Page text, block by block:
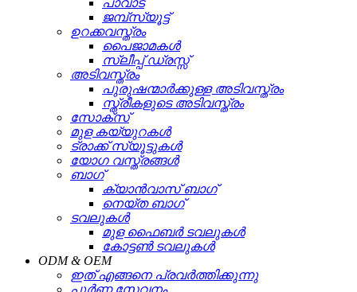
പാവാട
ജമ്പ്‌സ്യൂട്ട്
ഉറക്കവസ്ത്രം
പൈജാമകൾ
സ്ലീപ്പ് ഡ്രസ്സ്
അടിവസ്ത്രം
പുരുഷന്മാർക്കുള്ള അടിവസ്ത്രം
സ്ത്രീകളുടെ അടിവസ്ത്രം
സോക്സ്
മുള കയ്യുറകൾ
ട്രാക്ക് സ്യൂട്ടുകൾ
യോഗ വസ്ത്രങ്ങൾ
ബാഗ്
ക്യാൻവാസ് ബാഗ്
നെയ്ത ബാഗ്
ടവലുകൾ
മുള ഫൈബർ ടവലുകൾ
കോട്ടൺ ടവലുകൾ
ODM & OEM
ഇത് എങ്ങനെ പ്രവർത്തിക്കുന്നു
പൂർണ്ണ സേവനം